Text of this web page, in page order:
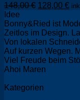
148,00€
war:
148,00 €
128,00 €
ist:
Idee
Bonny&Ried ist
Zeitlos im Design.
Von lokalen
Auf kurzen Wegen.
Viel Freude beim
Ahoi Maren
Kategorien